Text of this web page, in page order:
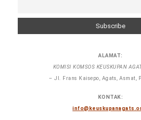
ALAMAT:
KOMISI KOMSOS KEUSKUPAN
– Jl. Frans Kaisepo, Agats, Asmat,
KONTAK: